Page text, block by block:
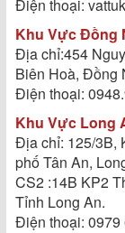
Điện thoại:
Khu Vực Đồng
Địa chỉ:454
Biên Hoà, Đồng
Điện thoại:
Khu Vực Long
Địa chỉ: 125/3B,
phố Tân An,
CS2 :14B KP2
Tỉnh Long An.
Điện thoại: 0979